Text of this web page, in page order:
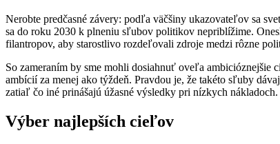
Nerobte predčasné závery: podľa väčšiny ukazovateľov sa
sa do roku 2030 k plneniu sľubov politikov nepriblížime.
filantropov, aby starostlivo rozdeľovali zdroje medzi rôzne
So zameraním by sme mohli dosiahnuť oveľa
ambícií za menej ako týždeň. Pravdou je, že takéto sľuby
zatiaľ čo iné prinášajú úžasné výsledky pri nízkych
Výber najlepších cieľov